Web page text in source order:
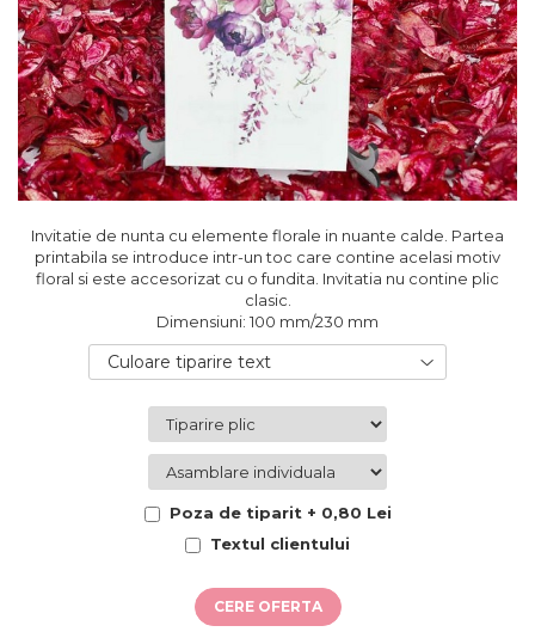
Pungi si cutii prajituri
Sticle si borcane
Cutii flori de hartie
Cutii flori de sapun
Cutii flori mixte
Cutii LUX
Aranjamente tematice
2025 Craciun
1 Martie
2021 Crăciun
2022 Crăciun
Buchete extravagante
HOME & OFFICE Deco
Invitatie de nunta cu elemente florale in nuante calde. Partea
printabila se introduce intr-un toc care contine acelasi motiv
floral si este accesorizat cu o fundita. Invitatia nu contine plic
clasic.
Dimensiuni: 100 mm/230 mm
Culoare tiparire text
Poza de tiparit + 0,80 Lei
Textul clientului
CERE OFERTA